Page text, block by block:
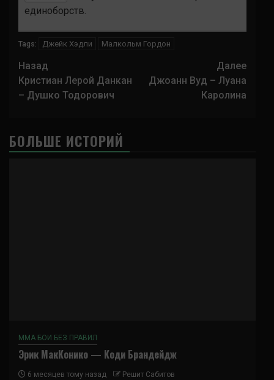
единоборств.
Tags: Джейк Хэдли Малкольм Гордон
Навигация
записи
Назад
Кристиан Лерой Данкан
– Душко Тодорович
Далее
Джоанн Вуд – Луана
Каролина
БОЛЬШЕ ИСТОРИЙ
ММА БОИ БЕЗ ПРАВИЛ
Эрик МакКонико — Коди Брандейдж
6 месяцев тому назад Решит Сабитов